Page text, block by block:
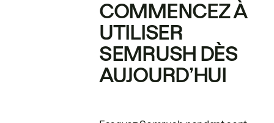
COMMENCEZ À
UTILISER
SEMRUSH DÈS
AUJOURD’HUI